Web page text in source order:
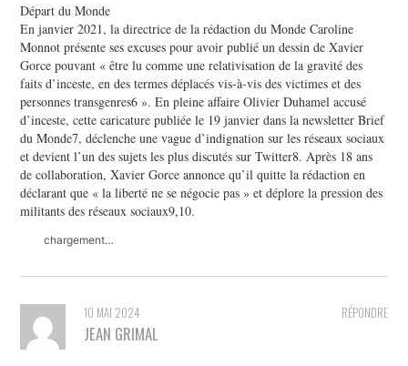
Départ du Monde
En janvier 2021, la directrice de la rédaction du Monde Caroline
Monnot présente ses excuses pour avoir publié un dessin de Xavier
Gorce pouvant « être lu comme une relativisation de la gravité des
faits d’inceste, en des termes déplacés vis-à-vis des victimes et des
personnes transgenres6 ». En pleine affaire Olivier Duhamel accusé
d’inceste, cette caricature publiée le 19 janvier dans la newsletter Brief
du Monde7, déclenche une vague d’indignation sur les réseaux sociaux
et devient l’un des sujets les plus discutés sur Twitter8. Après 18 ans
de collaboration, Xavier Gorce annonce qu’il quitte la rédaction en
déclarant que « la liberté ne se négocie pas » et déplore la pression des
militants des réseaux sociaux9,10.
chargement…
RÉPONDRE
10 MAI 2024
JEAN GRIMAL